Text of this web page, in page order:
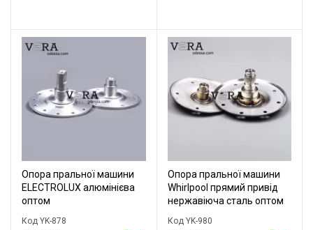
Опора пральної машини
ELECTROLUX алюмінієва
оптом
Код YK-878
Опора пральної машини
Whirlpool прямий привід
нержавіюча сталь оптом
Код YK-980